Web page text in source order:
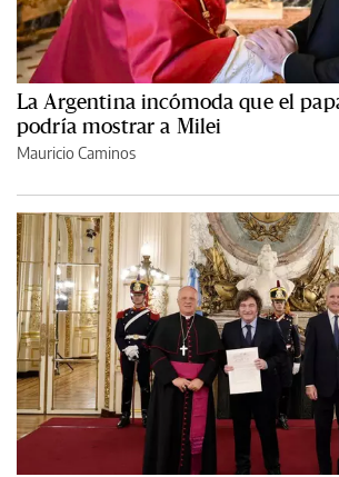
La Argentina incómoda que el
podría mostrar a Milei
Mauricio Caminos